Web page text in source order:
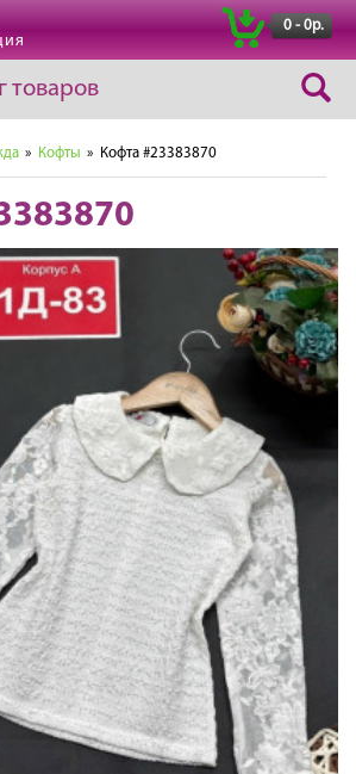
0 - 0р.
товаров
» Кофты » Кофта #23383870